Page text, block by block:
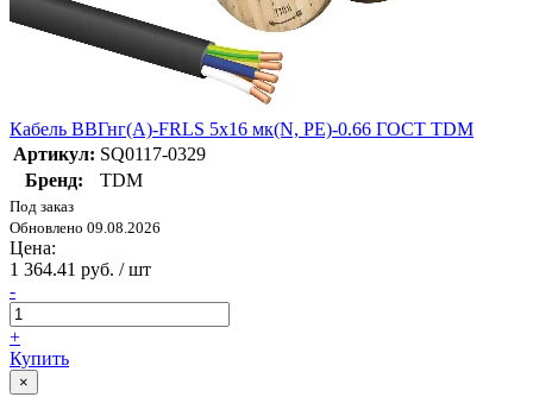
Кабель ВВГнг(А)-FRLS 5х16 мк(N, PE)-0.66 ГОСТ TDM
Артикул: SQ0117-0329
Бренд:
TDM
Под заказ
Обновлено 09.08.2026
Цена:
1 364.41 руб. / шт
-
+
Купить
×